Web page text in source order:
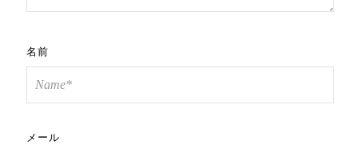
名前
メール